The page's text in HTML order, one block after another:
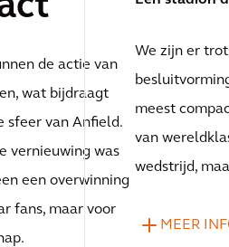
de actie van
wat bijdraagt
sfeer van Anfield.
vernieuwing was
een overwinning
fans, maar voor
We zijn er
meest
van
wedstrijd,
MEER